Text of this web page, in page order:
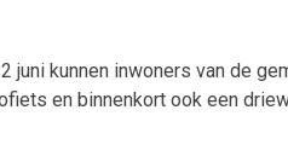
juni kunnen inwoners van de
en binnenkort ook een